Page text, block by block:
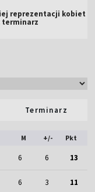
reprezentacji kobiet
terminarz
Terminarz
M +/- Pkt
6 6 13
6 3 11